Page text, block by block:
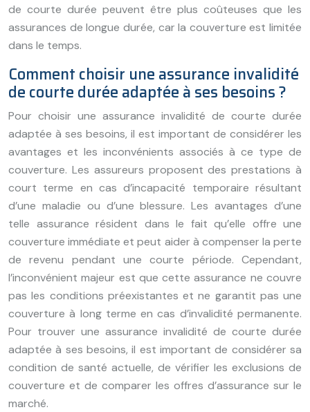
de courte durée peuvent être plus coûteuses que les
assurances de longue durée, car la couverture est limitée
dans le temps.
Comment choisir une assurance invalidité
de courte durée adaptée à ses besoins ?
Pour choisir une assurance invalidité de courte durée
adaptée à ses besoins, il est important de considérer les
avantages et les inconvénients associés à ce type de
couverture. Les assureurs proposent des prestations à
court terme en cas d’incapacité temporaire résultant
d’une maladie ou d’une blessure. Les avantages d’une
telle assurance résident dans le fait qu’elle offre une
couverture immédiate et peut aider à compenser la perte
de revenu pendant une courte période. Cependant,
l’inconvénient majeur est que cette assurance ne couvre
pas les conditions préexistantes et ne garantit pas une
couverture à long terme en cas d’invalidité permanente.
Pour trouver une assurance invalidité de courte durée
adaptée à ses besoins, il est important de considérer sa
condition de santé actuelle, de vérifier les exclusions de
couverture et de comparer les offres d’assurance sur le
marché.